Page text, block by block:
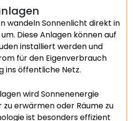
wandeln Sonnenlicht direkt in
Diese Anlagen können auf
installiert werden und
für den Eigenverbrauch
ins öffentliche Netz.
wird Sonnenenergie
zu erwärmen oder Räume zu
ist besonders effizient